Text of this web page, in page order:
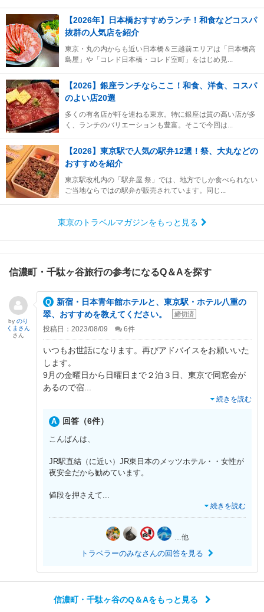
【2026年】日本橋おすすめランチ！和食などコスパ
抜群の人気店を紹介
東京・丸の内からも近い日本橋＆三越前エリアは「日本橋高
島屋」や「コレド日本橋・コレド室町」をはじめ見...
【2026】銀座ランチならここ！和食、洋食、コスパ
のよい店20選
多くの有名店が軒を連ねる東京。特に銀座は質の高い店が多
く、ランチのバリエーションも豊富。そこで今回は...
【2026】東京駅で人気の駅弁12選！祭、大丸などの
おすすめを紹介
東京駅改札内の「駅弁屋 祭」では、地方でしか食べられない
ご当地ならではの駅弁が販売されています。同じ...
東京のトラベルマガジンをもっと見る
信濃町・千駄ヶ谷旅行の参考になるQ＆Aを探す
新宿・日本青年館ホテルと、東京駅・ホテル八重の
翠、おすすめを教えてください。
締切済
投稿日：2023/08/09 6件
いつもお世話になります。再びアドバイスをお願いいた
します。
9月の金曜日から日曜日まで２泊３日、東京で同窓会が
あるので宿...
続きを読む
回答（6件）
こんばんは、
JR駅直結（に近い）JR東日本のメッツホテル・・女性が
夜安全だから勧めています。
値段を押さえて...
続きを読む
…他
トラベラーのみなさんの回答を見る
by のり
くまさん
さん
信濃町・千駄ヶ谷のQ＆Aをもっと見る